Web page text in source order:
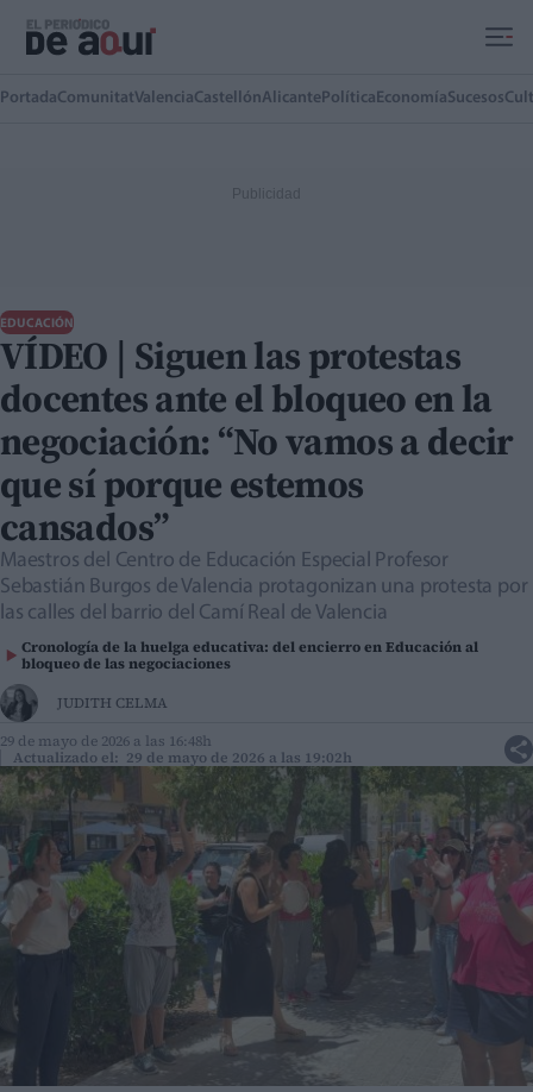
PortadaComunitatValenciaCastellónAlicante Política EconomíaSucesos
EDUCACIÓN
VÍDEO | Siguen las protestas
docentes ante el bloqueo en la
negociación: “No vamos a decir
que sí porque estemos
cansados”
Maestros del Centro de Educación Especial Profesor
Sebastián Burgos de Valencia protagonizan una protesta por
las calles del barrio del Camí Real de Valencia
Cronología de la huelga educativa: del encierro en Educación al
bloqueo de las negociaciones
JUDITH CELMA
29 de mayo de 2026 a las 16:48h
Actualizado el: 29 de mayo de 2026 a las 19:02h